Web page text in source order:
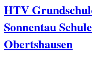
HTV
Sonnentau
Obertshausen